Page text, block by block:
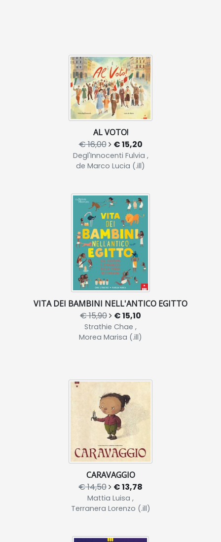
AL VOTO!
€ 16,00 € 15,20
Degl'Innocenti Fulvia ,
de Marco Lucia (.ill)
VITA DEI BAMBINI NELL'ANTICO EGITTO
€ 15,90 € 15,10
Strathie Chae ,
Morea Marisa (.ill)
CARAVAGGIO
€ 14,50 € 13,78
Mattia Luisa ,
Terranera Lorenzo (.ill)